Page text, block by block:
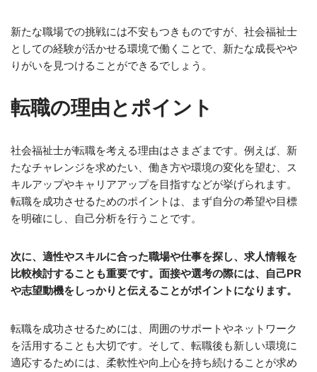
新たな職場での挑戦には不安もつきものですが、社会福祉士
としての経験が活かせる環境で働くことで、新たな成長やや
りがいを見つけることができるでしょう。
転職の理由とポイント
社会福祉士が転職を考える理由はさまざまです。例えば、新
たなチャレンジを求めたい、働き方や環境の変化を望む、ス
キルアップやキャリアアップを目指すなどが挙げられます。
転職を成功させるためのポイントは、まず自分の希望や目標
を明確にし、自己分析を行うことです。
次に、適性やスキルに合った職場や仕事を探し、求人情報を
比較検討することも重要です。面接や選考の際には、自己PR
や志望動機をしっかりと伝えることがポイントになります。
転職を成功させるためには、周囲のサポートやネットワーク
を活用することも大切です。そして、転職後も新しい環境に
適応するためには、柔軟性や向上心を持ち続けることが求め